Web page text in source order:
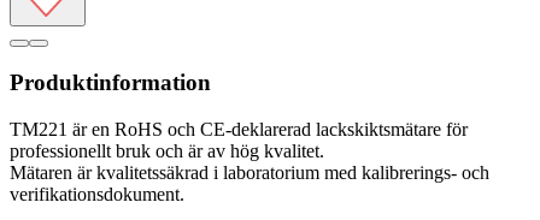
Produktinformation
TM221 är en RoHS och CE-deklarerad lackskiktsmätare för
professionellt bruk och är av hög kvalitet.
Mätaren är kvalitetssäkrad i laboratorium med kalibrerings- och
verifikationsdokument.